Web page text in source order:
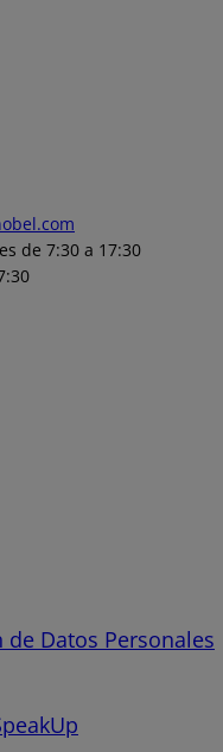
de 7:30 a 17:30
Datos Personales